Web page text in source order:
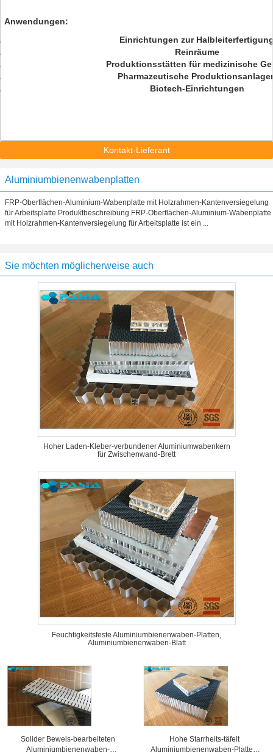
Anwendungen:
Einrichtungen zur
Reinräume
Produktionsstätten für medizinische
Pharmazeutische
Biotech-Einrichtungen
Kontakt-Lieferant
Aluminiumbienenwabenplatten
FRP-Oberflächen-Aluminium-Wabenplatte mit Holzrahmen-Kantenversiegelung
für Arbeitsplatte Produktbeschreibung FRP-Oberflächen-Aluminium-Wabenplatte
mit Holzrahmen-Kantenversiegelung für Arbeitsplatte ist ein ...
Sie möchten möglicherweise auch
Hoher Laden-Kleber-verbundener Aluminiumwabenkern
für Zwischenwand-Brett
Feuchtigkeitsfeste Aluminiumbienenwaben-Platten,
Aluminiumbienenwaben-Blatt
Solider Beweis-bearbeiteten
Aluminiumbienenwaben-
Hohe Starrheits-täfelt
Aluminiumbienenwaben-Platten,